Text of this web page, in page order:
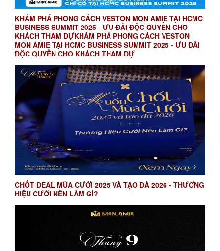
KHÁM PHÁ PHONG CÁCH VESTON MON AMIE TẠI HCMC
BUSINESS SUMMIT 2025 - ƯU ĐÃI ĐỘC QUYỀN CHO
KHÁCH THAM DỰKHÁM PHÁ PHONG CÁCH VESTON
MON AMIE TẠI HCMC BUSINESS SUMMIT 2025 - ƯU ĐÃI
ĐỘC QUYỀN CHO KHÁCH THAM DỰ
CHỐT DEAL MÙA CƯỚI 2025 VÀ TẠO ĐÀ 2026 - THƯƠNG
HIỆU CƯỚI NÊN LÀM GÌ?